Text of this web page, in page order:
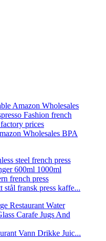
Wholesales BPA
stål fransk press kaffe...
Vann Drikke Juic...